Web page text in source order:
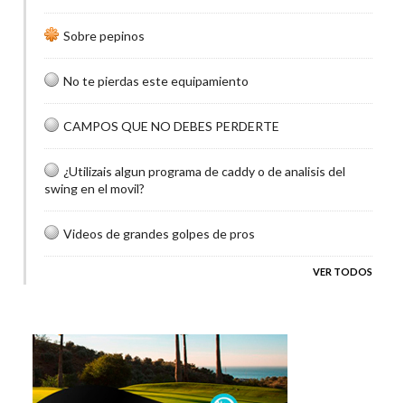
Sobre pepinos
No te pierdas este equipamiento
CAMPOS QUE NO DEBES PERDERTE
¿Utilizais algun programa de caddy o de analisis del
swing en el movil?
Videos de grandes golpes de pros
VER TODOS